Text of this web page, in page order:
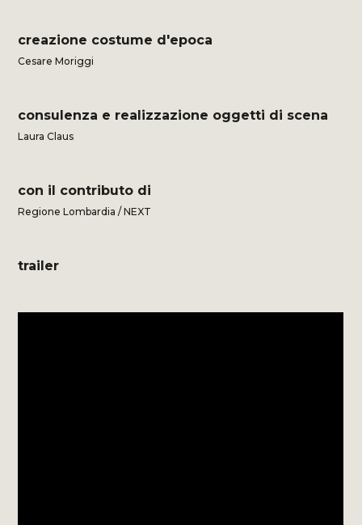
creazione costume d'epoca
Cesare Moriggi
consulenza e realizzazione oggetti di scena
Laura Claus
con il contributo di
Regione Lombardia / NEXT
trailer